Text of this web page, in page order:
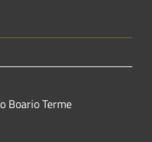
Boario Terme